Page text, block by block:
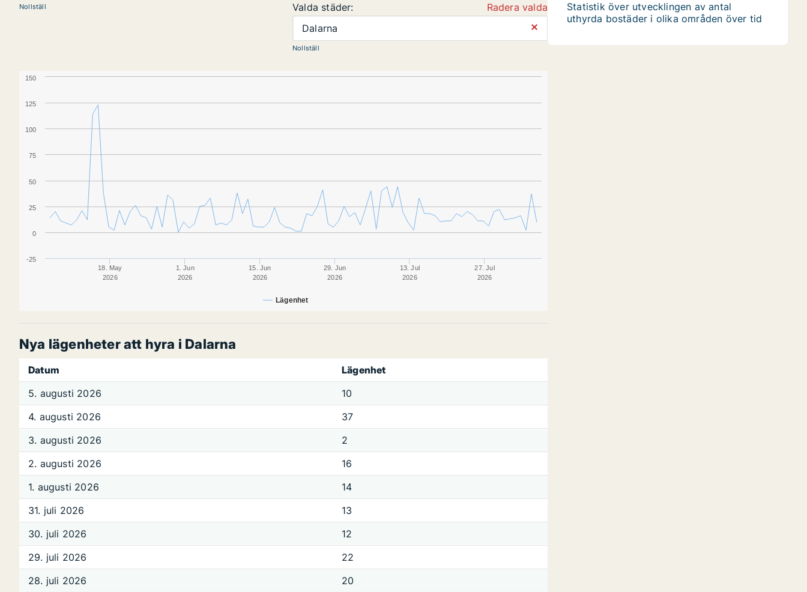
Nollställ
Valda städer:
Radera valda
Dalarna
⨯
Nollställ
Lägenhet
18. May
2026
1. Jun
2026
15. Jun
2026
29. Jun
2026
13. Jul
2026
27. Jul
2026
-25
0
25
50
75
100
125
150
Nya lägenheter att hyra i Dalarna
Datum
Lägenhet
5. augusti 2026
10
4. augusti 2026
37
3. augusti 2026
2
2. augusti 2026
16
1. augusti 2026
14
31. juli 2026
13
30. juli 2026
12
29. juli 2026
22
28. juli 2026
20
Statistik över utvecklingen av antal
uthyrda bostäder i olika områden över tid